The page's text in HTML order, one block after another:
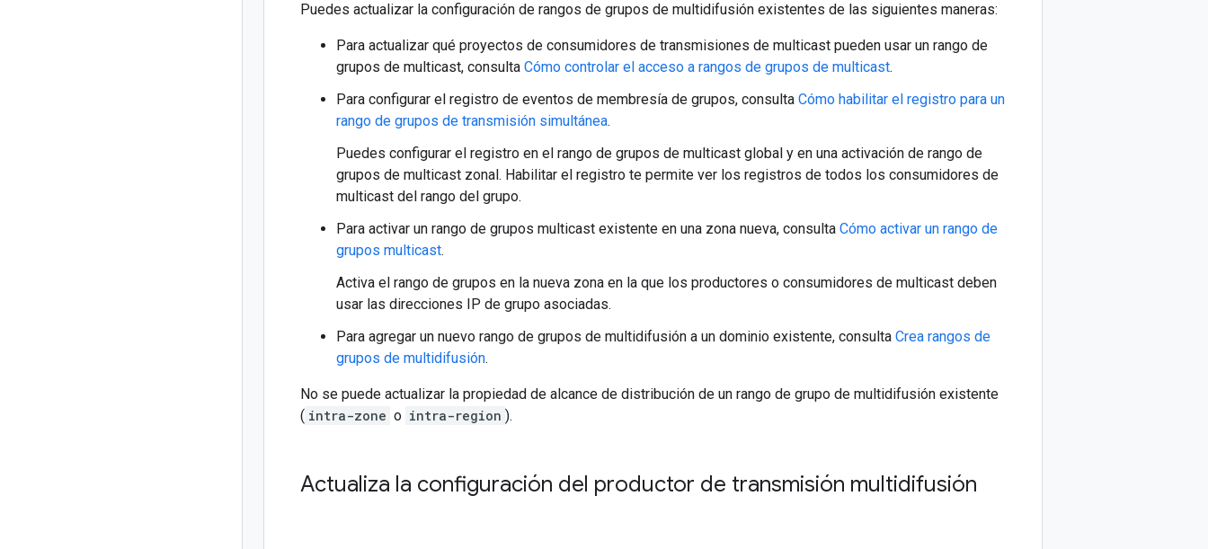
Puedes actualizar la configuración de rangos de grupos de multidifusión existentes de las siguientes maneras:
Para actualizar qué proyectos de consumidores de transmisiones de multicast pueden usar un rango de
grupos de multicast, consulta Cómo controlar el acceso a rangos de grupos de multicast.
Para configurar el registro de eventos de membresía de grupos, consulta Cómo habilitar el registro para un
rango de grupos de transmisión simultánea.
Puedes configurar el registro en el rango de grupos de multicast global y en una activación de rango de
grupos de multicast zonal. Habilitar el registro te permite ver los registros de todos los consumidores de
multicast del rango del grupo.
Para activar un rango de grupos multicast existente en una zona nueva, consulta Cómo activar un rango de
grupos multicast.
Activa el rango de grupos en la nueva zona en la que los productores o consumidores de multicast deben
usar las direcciones IP de grupo asociadas.
Para agregar un nuevo rango de grupos de multidifusión a un dominio existente, consulta Crea rangos de
grupos de multidifusión.
No se puede actualizar la propiedad de alcance de distribución de un rango de grupo de multidifusión existente
( intra-zone o intra-region ).
Actualiza la configuración del productor de transmisión multidifusión